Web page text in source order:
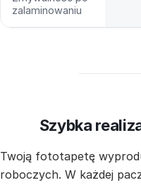
zalaminowaniu
Szybka
Twoją fototapetę
roboczych. W każdej